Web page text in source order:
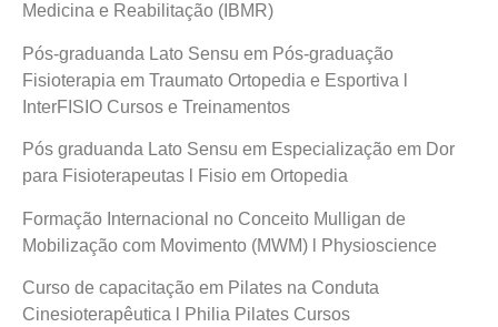
Medicina e Reabilitação (IBMR)
Pós-graduanda Lato Sensu em Pós-graduação
Fisioterapia em Traumato Ortopedia e Esportiva l
InterFISIO Cursos e Treinamentos
Pós graduanda Lato Sensu em Especialização em Dor
para Fisioterapeutas l Fisio em Ortopedia
Formação Internacional no Conceito Mulligan de
Mobilização com Movimento (MWM) l Physioscience
Curso de capacitação em Pilates na Conduta
Cinesioterapêutica l Philia Pilates Cursos